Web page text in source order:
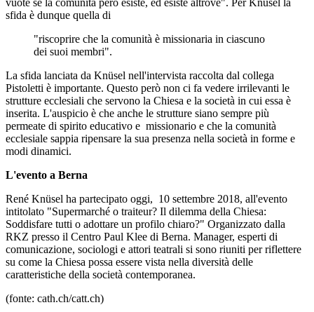
sfida è dunque quella di
"riscoprire che la comunità è missionaria in ciascuno
dei suoi membri".
La sfida lanciata da Knüsel nell'intervista raccolta dal collega
Pistoletti è importante. Questo però non ci fa vedere irrilevanti le
strutture ecclesiali che servono la Chiesa e la società in cui essa è
inserita. L'auspicio è che anche le strutture siano sempre più
permeate di spirito educativo e missionario e che la comunità
ecclesiale sappia ripensare la sua presenza nella società in forme e
modi dinamici.
L'evento a Berna
René Knüsel ha partecipato oggi, 10 settembre 2018, all'evento
intitolato "Supermarché o traiteur? Il dilemma della Chiesa:
Soddisfare tutti o adottare un profilo chiaro?" Organizzato dalla
RKZ presso il Centro Paul Klee di Berna. Manager, esperti di
comunicazione, sociologi e attori teatrali si sono riuniti per riflettere
su come la Chiesa possa essere vista nella diversità delle
caratteristiche della società contemporanea.
(fonte: cath.ch/catt.ch)